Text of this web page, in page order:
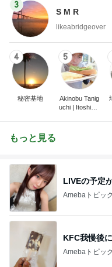
3
S M R
likeabridgeover
4
秘密基地
5
Akinobu Tanig
uchi | Itoshima
もっと見る
LIVEの予定
Amebaトピッ
KFC我慢後
Amebaトピッ